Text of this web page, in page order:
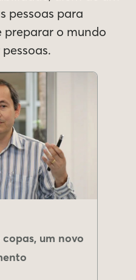
pessoas para
preparar o mundo
um novo